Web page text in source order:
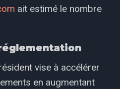
ait estimé le nombre
vise à accélérer
en augmentant